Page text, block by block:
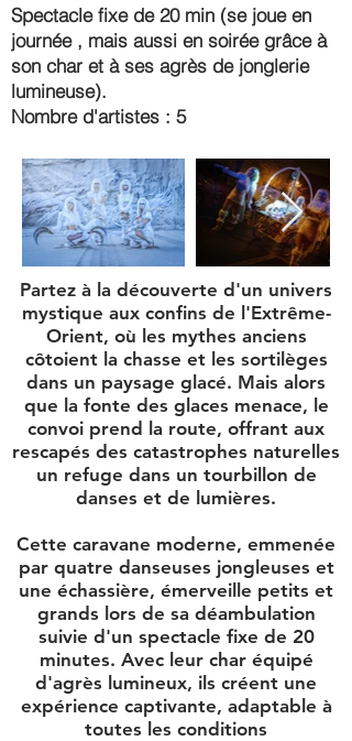
Spectacle fixe de 20 min (se joue en
journée , mais aussi en soirée grâce à
son char et à ses agrès de jonglerie
lumineuse).
Nombre d'artistes : 5
Partez à la découverte d'un univers
mystique aux confins de l'Extrême-
Orient, où les mythes anciens
côtoient la chasse et les sortilèges
dans un paysage glacé. Mais alors
que la fonte des glaces menace, le
convoi prend la route, offrant aux
rescapés des catastrophes naturelles
un refuge dans un tourbillon de
danses et de lumières.
Cette caravane moderne, emmenée
par quatre danseuses jongleuses et
une échassière, émerveille petits et
grands lors de sa déambulation
suivie d'un spectacle fixe de 20
minutes. Avec leur char équipé
d'agrès lumineux, ils créent une
expérience captivante, adaptable à
toutes les conditions